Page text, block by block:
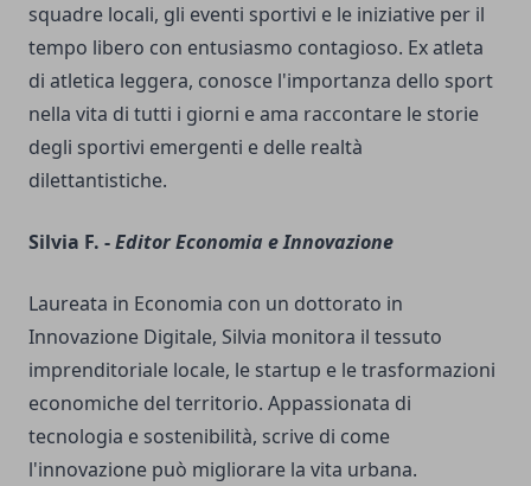
squadre locali, gli eventi sportivi e le iniziative per il
tempo libero con entusiasmo contagioso. Ex atleta
di atletica leggera, conosce l'importanza dello sport
nella vita di tutti i giorni e ama raccontare le storie
degli sportivi emergenti e delle realtà
dilettantistiche.
Silvia F. -Editor Economia e Innovazione
Laureata in Economia con un dottorato in
Innovazione Digitale, Silvia monitora il tessuto
imprenditoriale locale, le startup e le trasformazioni
economiche del territorio. Appassionata di
tecnologia e sostenibilità, scrive di come
l'innovazione può migliorare la vita urbana.